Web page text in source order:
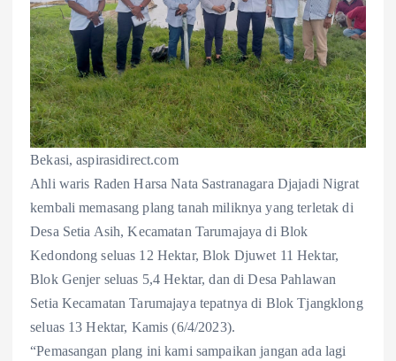
Bekasi, aspirasidirect.com
Ahli waris Raden Harsa Nata Sastranagara Djajadi Nigrat
kembali memasang plang tanah miliknya yang terletak di
Desa Setia Asih, Kecamatan Tarumajaya di Blok
Kedondong seluas 12 Hektar, Blok Djuwet 11 Hektar,
Blok Genjer seluas 5,4 Hektar, dan di Desa Pahlawan
Setia Kecamatan Tarumajaya tepatnya di Blok Tjangklong
seluas 13 Hektar, Kamis (6/4/2023).
“Pemasangan plang ini kami sampaikan jangan ada lagi